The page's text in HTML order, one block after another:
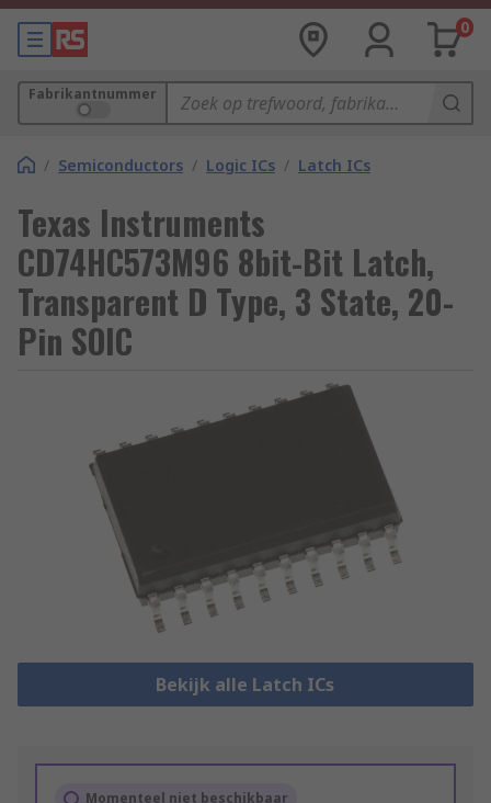
0
Fabrikantnummer
/ Semiconductors / Logic ICs / Latch ICs
Texas Instruments
CD74HC573M96 8bit-Bit Latch,
Transparent D Type, 3 State, 20-
Pin SOIC
Bekijk alle Latch ICs
Momenteel niet beschikbaar